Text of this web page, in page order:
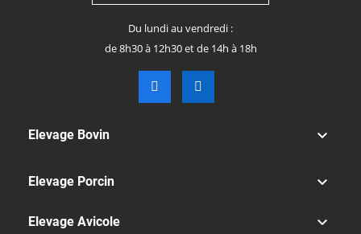
Du lundi au vendredi :
de 8h30 à 12h30 et de 14h à 18h
Elevage Bovin 
Elevage Porcin 
Elevage Avicole 